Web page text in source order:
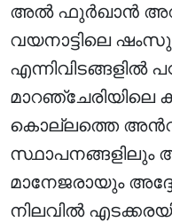
അൽ ഫുർഖാൻ
വയനാട്ടിലെ
എന്നിവിടങ്ങളിൽ
മാറഞ്ചേരിയിലെ
കൊല്ലത്തെ
മാനേജരായും
നിലവിൽ